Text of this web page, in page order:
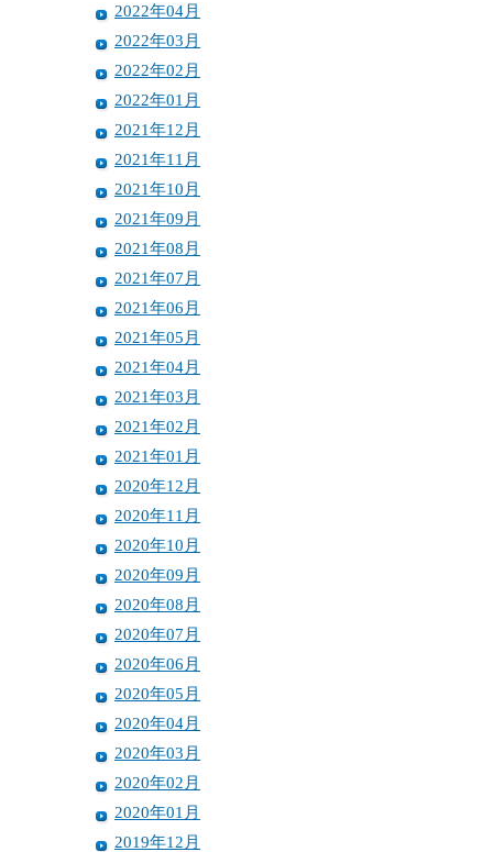
2022年04月
2022年03月
2022年02月
2022年01月
2021年12月
2021年11月
2021年10月
2021年09月
2021年08月
2021年07月
2021年06月
2021年05月
2021年04月
2021年03月
2021年02月
2021年01月
2020年12月
2020年11月
2020年10月
2020年09月
2020年08月
2020年07月
2020年06月
2020年05月
2020年04月
2020年03月
2020年02月
2020年01月
2019年12月